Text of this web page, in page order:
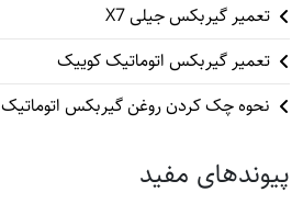
تعمیر گیربکس جیلی X7
تعمیر گیربکس اتوماتیک کوییک
نحوه چک کردن روغن گیربکس اتوماتیک
پیوندهای مفید